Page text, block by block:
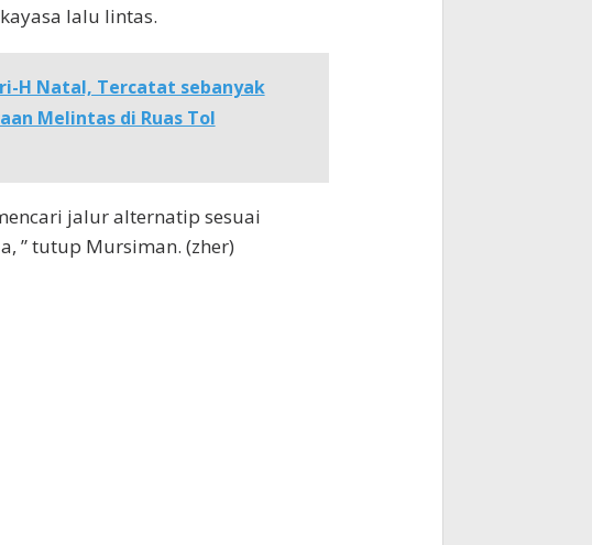
lalu lintas.
H Natal, Tercatat sebanyak
Melintas di Ruas Tol
jalur alternatip sesuai
” tutup Mursiman. (zher)